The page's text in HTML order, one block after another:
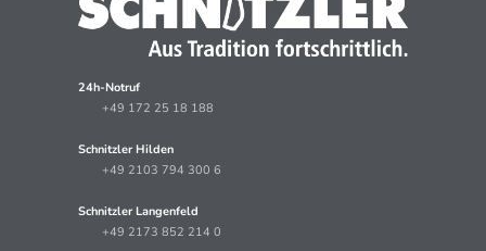
24h-Notruf
+49 172 25 18 188
Schnitzler Hilden
+49 2103 794 300 6
Schnitzler Langenfeld
+49 2173 852 214 0